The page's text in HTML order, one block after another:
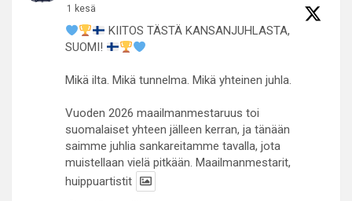
1 kesä
KIITOS TÄSTÄ KANSANJUHLASTA,
SUOMI!
Mikä ilta. Mikä tunnelma. Mikä yhteinen juhla.
Vuoden 2026 maailmanmestaruus toi
suomalaiset yhteen jälleen kerran, ja tänään
saimme juhlia sankareitamme tavalla, jota
muistellaan vielä pitkään. Maailmanmestarit,
huippuartistit